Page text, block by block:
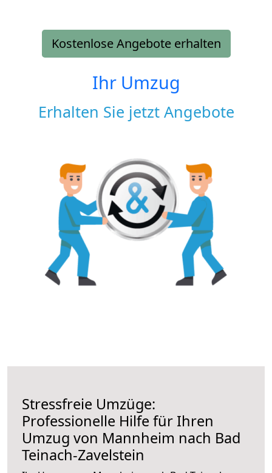
Kostenlose Angebote erhalten
Ihr Umzug
Erhalten Sie jetzt Angebote
Stressfreie Umzüge:
Professionelle Hilfe für Ihren
Umzug von Mannheim nach Bad
Teinach-Zavelstein